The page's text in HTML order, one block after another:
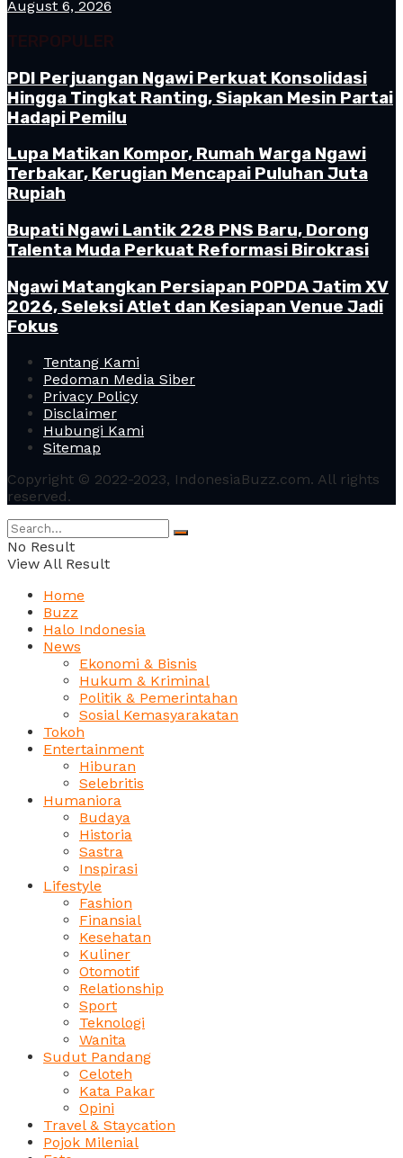
August 6, 2026
TERPOPULER
PDI Perjuangan Ngawi Perkuat Konsolidasi
Hingga Tingkat Ranting, Siapkan Mesin Partai
Hadapi Pemilu
Lupa Matikan Kompor, Rumah Warga Ngawi
Terbakar, Kerugian Mencapai Puluhan Juta
Rupiah
Bupati Ngawi Lantik 228 PNS Baru, Dorong
Talenta Muda Perkuat Reformasi Birokrasi
Ngawi Matangkan Persiapan POPDA Jatim XV
2026, Seleksi Atlet dan Kesiapan Venue Jadi
Fokus
Tentang Kami
Pedoman Media Siber
Privacy Policy
Disclaimer
Hubungi Kami
Sitemap
Copyright © 2022-2023, IndonesiaBuzz.com. All rights
reserved.
No Result
View All Result
Home
Buzz
Halo Indonesia
News
Ekonomi & Bisnis
Hukum & Kriminal
Politik & Pemerintahan
Sosial Kemasyarakatan
Tokoh
Entertainment
Hiburan
Selebritis
Humaniora
Budaya
Historia
Sastra
Inspirasi
Lifestyle
Fashion
Finansial
Kesehatan
Kuliner
Otomotif
Relationship
Sport
Teknologi
Wanita
Sudut Pandang
Celoteh
Kata Pakar
Opini
Travel & Staycation
Pojok Milenial